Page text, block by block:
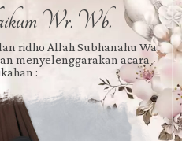
Wr. Wb.
ridho Allah Subhanahu Wa
menyelenggarakan acara
: